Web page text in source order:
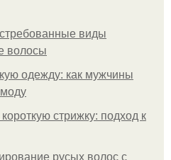
виды
волосы
одежду: как мужчины
стрижку: подход к
русых волос с